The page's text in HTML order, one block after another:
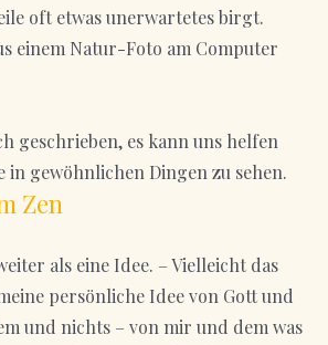
oft etwas unerwartetes birgt.
einem Natur-Foto am Computer
geschrieben, es kann uns helfen
in gewöhnlichen Dingen zu sehen.
Zen
als eine Idee. – Vielleicht das
persönliche Idee von Gott und
und nichts – von mir und dem was